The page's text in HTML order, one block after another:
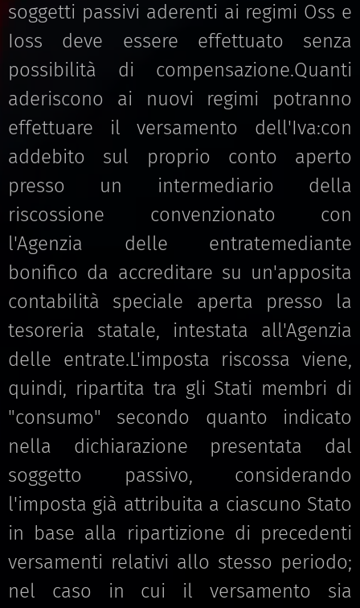
soggetti passivi aderenti ai regimi Oss e
Ioss deve essere effettuato senza
possibilità di compensazione.Quanti
aderiscono ai nuovi regimi potranno
effettuare il versamento dell'Iva:con
addebito sul proprio conto aperto
presso un intermediario della
riscossione convenzionato con
l'Agenzia delle entratemediante
bonifico da accreditare su un'apposita
contabilità speciale aperta presso la
tesoreria statale, intestata all'Agenzia
delle entrate.L'imposta riscossa viene,
quindi, ripartita tra gli Stati membri di
"consumo" secondo quanto indicato
nella dichiarazione presentata dal
soggetto passivo, considerando
l'imposta già attribuita a ciascuno Stato
in base alla ripartizione di precedenti
versamenti relativi allo stesso periodo;
nel caso in cui il versamento sia